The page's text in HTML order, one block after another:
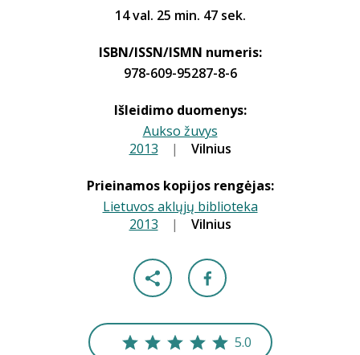
14 val. 25 min. 47 sek.
ISBN/ISSN/ISMN numeris:
978-609-95287-8-6
Išleidimo duomenys:
Aukso žuvys
2013 | Vilnius
Prieinamos kopijos rengėjas:
Lietuvos aklųjų biblioteka
2013 | Vilnius
5.0